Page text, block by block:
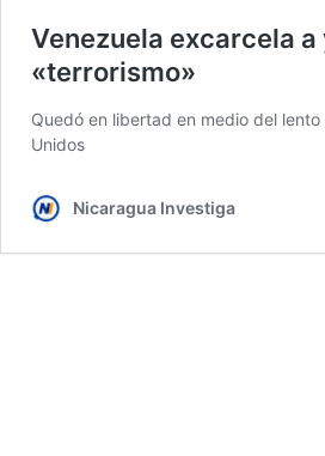
Venezuela excarcela
«terrorismo»
Quedó en libertad en medio del
Unidos
Nicaragua Investiga